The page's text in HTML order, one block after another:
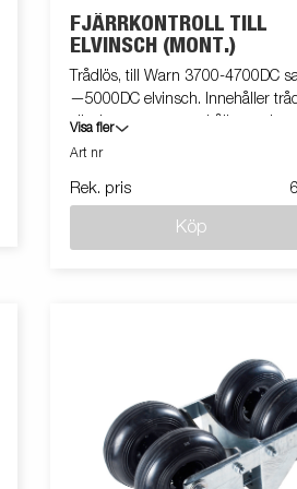
FJÄRRKONTROLL TILL
ELVINSCH (MONT.)
Trådlös, till Warn 3700-4700DC
—5000DC elvinsch. Innehåller
sändare, mottagare, hållare och
monteringskit. Kontrollera
Visa fler
Art nr
Rek. pris
Köp